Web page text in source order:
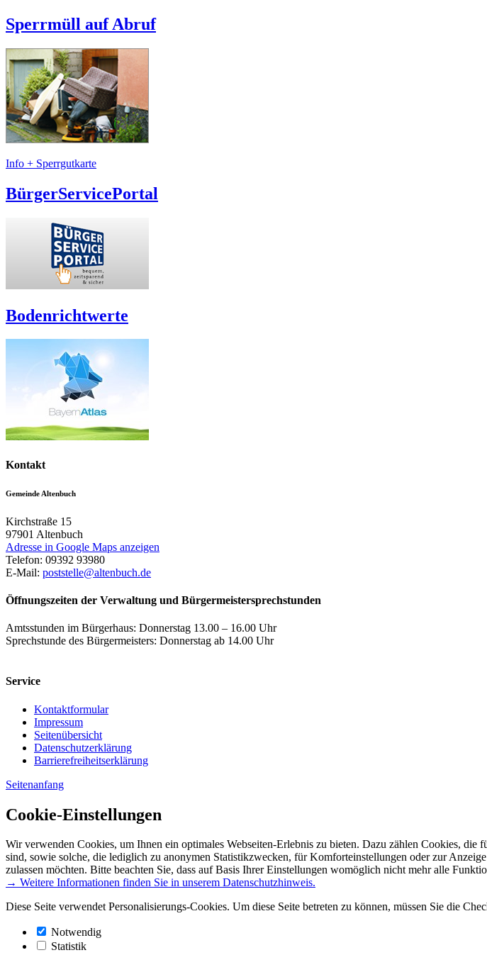
Sperrmüll auf Abruf
Info + Sperrgutkarte
BürgerServicePortal
Bodenrichtwerte
Kontakt
Gemeinde Altenbuch
Kirchstraße 15
97901 Altenbuch
Adresse in Google Maps anzeigen
Telefon: 09392 93980
E-Mail: poststelle@altenbuch.de
Öffnungszeiten der Verwaltung und Bürgermeistersprechstunden
Amtsstunden im Bürgerhaus: Donnerstag 13.00 – 16.00 Uhr
Sprechstunde des Bürgermeisters: Donnerstag ab 14.00 Uhr
Service
Kontaktformular
Impressum
Seitenübersicht
Datenschutzerklärung
Barrierefreiheitserklärung
Seitenanfang
Cookie-Einstellungen
Wir verwenden Cookies, um Ihnen ein optimales Webseiten-Erlebnis zu bieten. Dazu zählen Cookies,
sind, sowie solche, die lediglich zu anonymen Statistikzwecken, für Komforteinstellungen oder zur
zulassen möchten. Bitte beachten Sie, dass auf Basis Ihrer Einstellungen womöglich nicht mehr alle
→ Weitere Informationen finden Sie in unserem Datenschutzhinweis.
Diese Seite verwendet Personalisierungs-Cookies. Um diese Seite betreten zu können, müssen Sie die
Notwendig
Statistik